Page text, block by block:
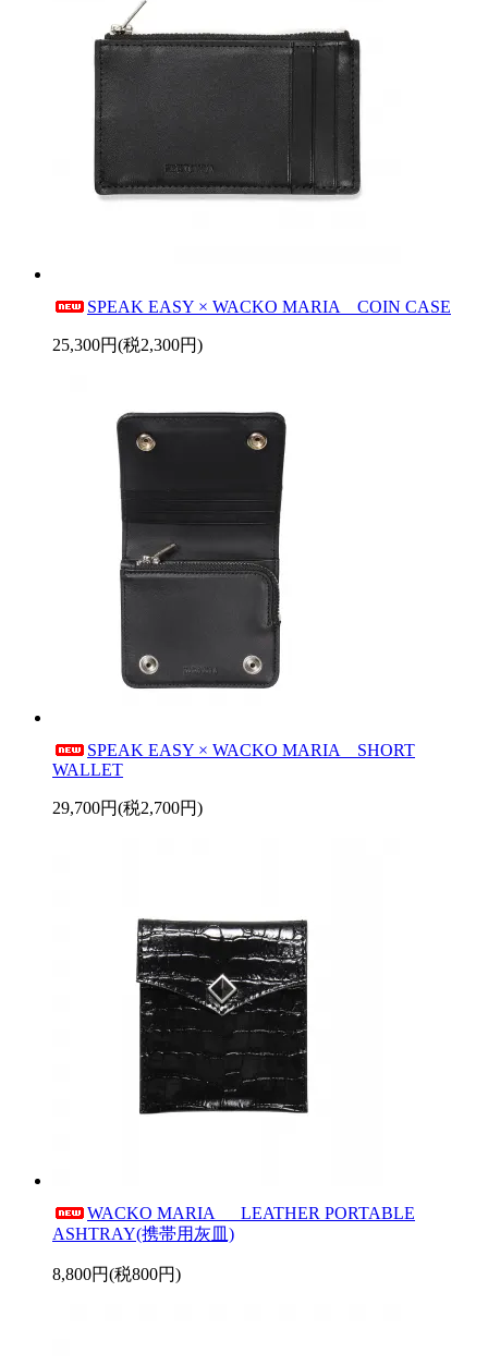
SPEAK EASY × WACKO MARIA COIN CASE
25,300円(税2,300円)
SPEAK EASY × WACKO MARIA SHORT
WALLET
29,700円(税2,700円)
WACKO MARIA LEATHER PORTABLE
ASHTRAY(携帯用灰皿)
8,800円(税800円)